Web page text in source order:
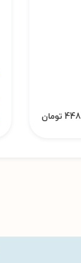
تومان